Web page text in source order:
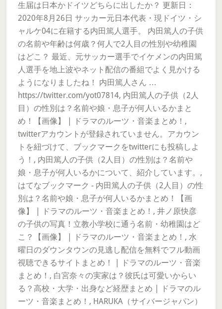
生届は日本かドイツどちらに出したか？ 更新日：
2020年8月26日 サッカー元日本代表・現ドイツ・シ
ャルケ04に在籍する内田篤人選手。 内田篤人の子供
の名前や年齢は何歳？何人で2人目の性別や幼稚園
はどこ？ 最近、元サッカー選手でイケメンの内田篤
人選手を地上波やネット配信の番組でよく見かける
ようになりましたね！ 内田篤人さん …
https://twitter.com/yot07814, 内田篤人の子供（2人
目）の性別は？名前や娘・息子が何人いるかまと
め！【画像】 | ドラマのルーツ・音楽まとめ！,
twitterアカウントが登録されていません。アカウン
トを紐づけて、ブックマークをtwitterにも投稿しよ
う！, 内田篤人の子供（2人目）の性別は？名前や
娘・息子が何人いるかについて、紹介しています。,
はてなブックマーク - 内田篤人の子供（2人目）の性
別は？名前や娘・息子が何人いるかまとめ！【画
像】 | ドラマのルーツ・音楽まとめ！, 井ノ原快彦
の子供の写真！立教小学校に通う名前・幼稚園はど
こ？【画像】 | ドラマのルーツ・音楽まとめ！, 水
曜日のダウンタウンの見逃し配信を無料でフル動画
視聴できるサイトまとめ！ | ドラマのルーツ・音楽
まとめ！, 白宮奈々の実家は？彼氏は可愛いからい
る？高校・大学・出身など経歴まとめ | ドラマのル
ーツ・音楽まとめ！, HARUKA（サイバージャパン）